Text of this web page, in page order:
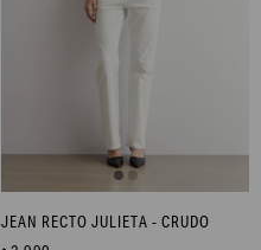
JEAN RECTO JULIETA - CRUDO